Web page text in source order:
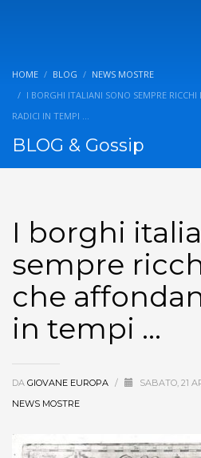
HOME BLOG
NEWS MOSTRE
I BORGHI ITALIANI SONO SEMPRE
RADICI IN TEMPI …
BLOG & Gossip
I borghi
sempre
che
in tempi …
DA GIOVANE EUROPA / SABATO, 21
NEWS MOSTRE